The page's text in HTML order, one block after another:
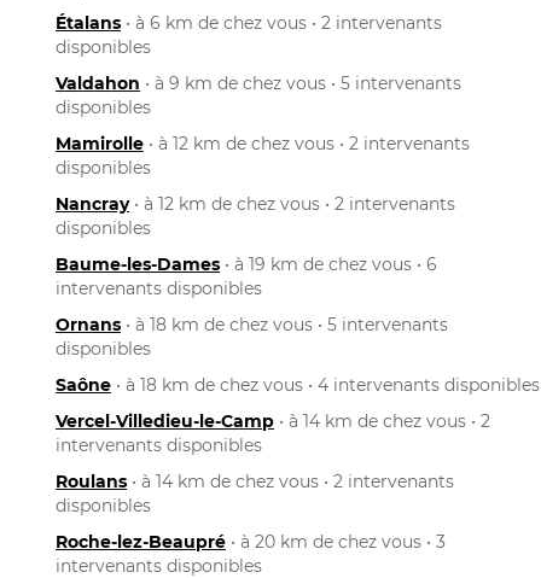
Étalans • à 6 km de chez vous • 2 intervenants
disponibles
Valdahon • à 9 km de chez vous • 5 intervenants
disponibles
Mamirolle • à 12 km de chez vous • 2 intervenants
disponibles
Nancray• à 12 km de chez vous • 2 intervenants
disponibles
Baume-les-Dames • à 19 km de chez vous • 6
intervenants disponibles
Ornans • à 18 km de chez vous • 5 intervenants
disponibles
Saône • à 18 km de chez vous • 4 intervenants disponibles
Vercel-Villedieu-le-Camp • à 14 km de chez vous • 2
intervenants disponibles
Roulans • à 14 km de chez vous • 2 intervenants
disponibles
Roche-lez-Beaupré • à 20 km de chez vous • 3
intervenants disponibles